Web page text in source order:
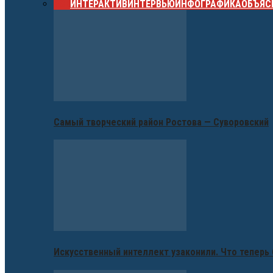
ИНТЕРАКТИВ ИНТЕРВЬЮИНФОГРАФИКА
Самый творческий район Ростова — Суворовский
Искусственный интеллект узаконили. Что